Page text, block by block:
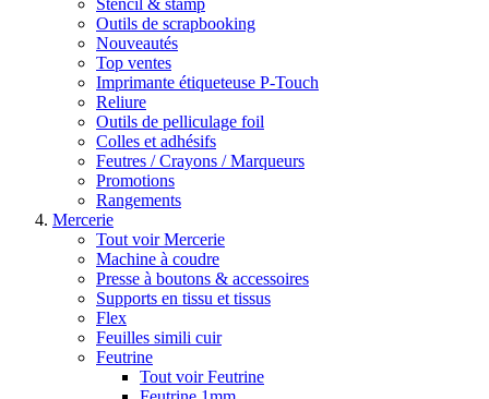
Stencil & stamp
Outils de scrapbooking
Nouveautés
Top ventes
Imprimante étiqueteuse P-Touch
Reliure
Outils de pelliculage foil
Colles et adhésifs
Feutres / Crayons / Marqueurs
Promotions
Rangements
Mercerie
Tout voir Mercerie
Machine à coudre
Presse à boutons & accessoires
Supports en tissu et tissus
Flex
Feuilles simili cuir
Feutrine
Tout voir Feutrine